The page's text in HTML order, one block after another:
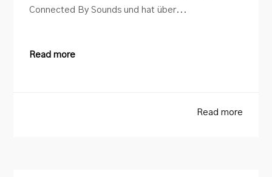
Connected By Sounds und hat über...
Read more
Read more